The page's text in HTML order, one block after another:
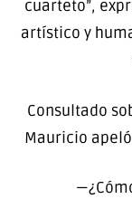
cuarteto”,
artístico y
Consultado
Mauricio